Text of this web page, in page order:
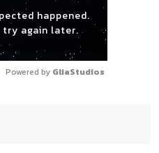
happened.
try again later.
Powered by GliaStudios